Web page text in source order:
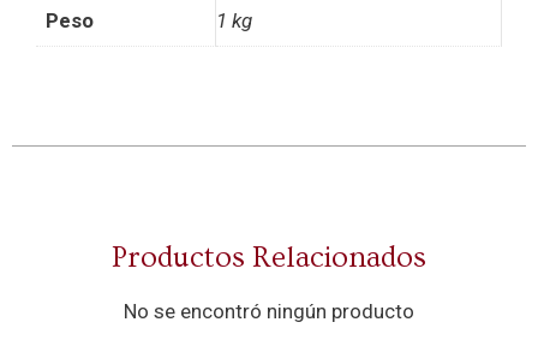
Peso 1 kg
Productos Relacionados
No se encontró ningún producto